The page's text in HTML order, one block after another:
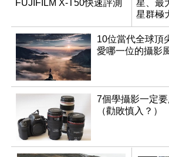
FUJIFILM X-T50快速評測
星、最
星群極
精彩！
10位當代全球頂
愛哪一位的攝影
7個學攝影一定
（勸敗慎入？）